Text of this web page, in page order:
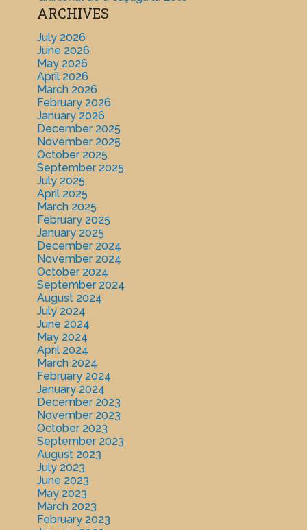
ARCHIVES
July 2026
June 2026
May 2026
April 2026
March 2026
February 2026
January 2026
December 2025
November 2025
October 2025
September 2025
July 2025
April 2025
March 2025
February 2025
January 2025
December 2024
November 2024
October 2024
September 2024
August 2024
July 2024
June 2024
May 2024
April 2024
March 2024
February 2024
January 2024
December 2023
November 2023
October 2023
September 2023
August 2023
July 2023
June 2023
May 2023
March 2023
February 2023